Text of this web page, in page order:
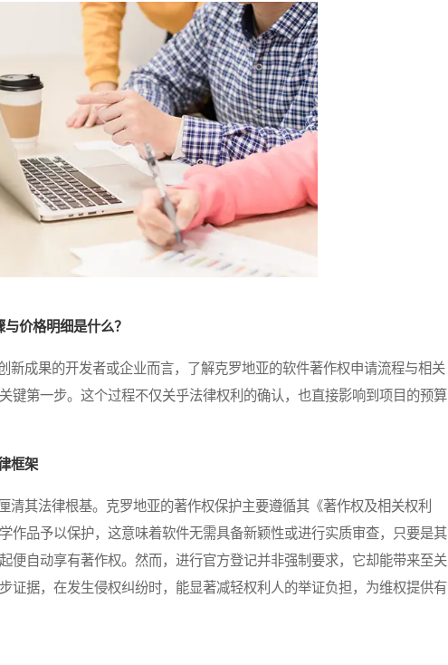
价格明细是什么？
成果的开发者或企业而言，了解克罗地亚的软件著作权申请流程与相关
键第一步。这个过程不仅关乎法律权利的确认，也直接影响到项目的预算
框架
其法律根基。克罗地亚的著作权保护主要遵循其《著作权及相关权利
作品予以保护，这意味着软件无需具备新颖性或进行实质审查，只要是其
便自动享有著作权。然而，进行官方登记并非强制要求，它却能带来至关
证据，在发生侵权纠纷时，能显著减轻权利人的举证负担，为维权提供有